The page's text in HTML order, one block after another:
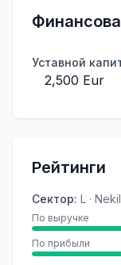
Уставной
2,500 Eur
Рейтинги
Сектор: L ·
По выручке
По прибыли